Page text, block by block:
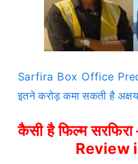
Sarfira Box Office
इतने करोड़ कमा सकती है
कैसी है फिल्म
Review